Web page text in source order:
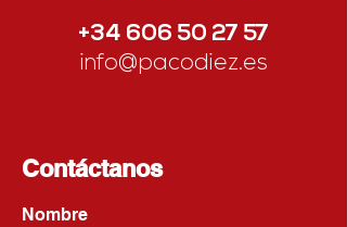
+34 606 50 27 57
info@pacodiez.es
Contáctanos
Nombre